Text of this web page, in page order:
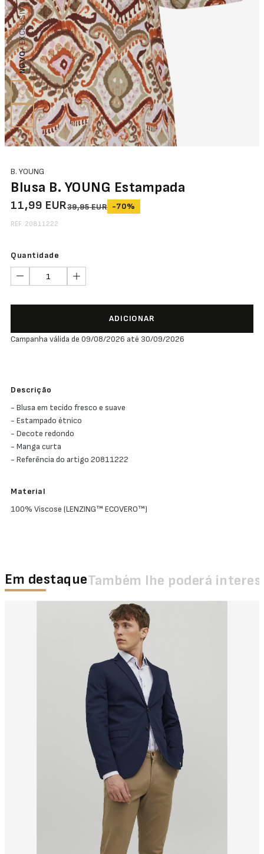
NOVO
B. YOUNG
Blusa B. YOUNG Estampada
11,99 EUR39,95 EUR -70%
REF. 20811222
Quantidade
ADICIONAR
Campanha válida de 09/08/2026 até 30/09/2026
Descrição
- Blusa em tecido fresco e suave
- Estampado étnico
- Decote redondo
- Manga curta
- Referência do artigo 20811222
Material
100% Viscose (LENZING™ ECOVERO™)
Em destaqueTambém lhe poderá